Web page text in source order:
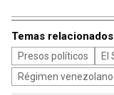
Temas
Presos políticos El
Régimen venezolano